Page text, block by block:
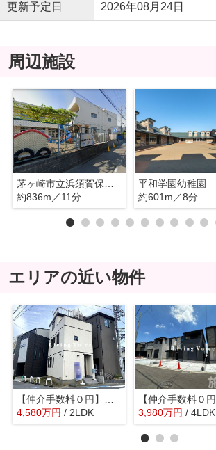
更新予定日 2026年08月24日
周辺施設
約836m／11分
平和学園幼稚園
約601m／8分
エリアの近い物件
【仲介手数料０円】茅ヶ崎市中海岸3丁目 中古一戸建て
4,580万円 / 2LDK
3,980万円 / 4LDK